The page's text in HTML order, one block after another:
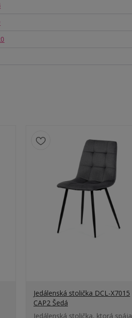
Jedálenská stolička DCL-X7015
CAP2 Šedá
Jedálenská stolička, ktorá spája